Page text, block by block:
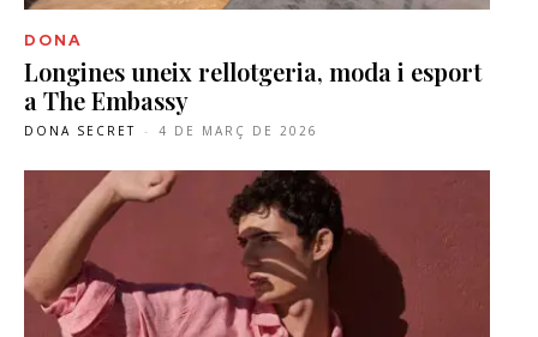
DONA
Longines uneix rellotgeria, moda i esport
a The Embassy
DONA SECRET - 4 DE MARÇ DE 2026